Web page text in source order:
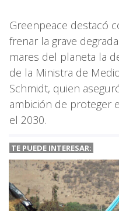
Greenpeace destacó
frenar la grave
mares del planeta la
de la Ministra de
Schmidt, quien
ambición de proteger
el 2030.
TE PUEDE INTERESAR: